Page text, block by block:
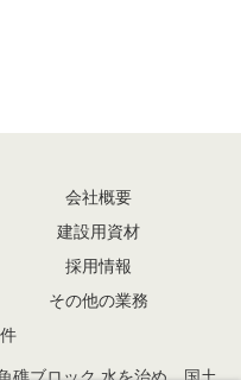
会社概要
建設用資材
採用情報
その他の業務
礁ブロック 水を治め、国土